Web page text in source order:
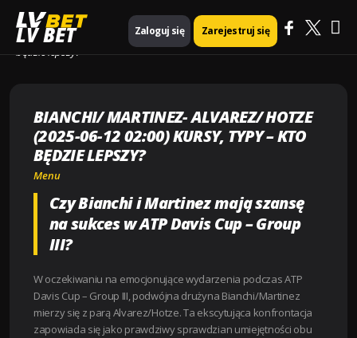
LV BET Zaloguj się Zarejestruj się
Strona główna
Bianchi/ Martinez- Alvarez/ Hotze (2025-06-12 02:00) Kursy, Typy – Kto
będzie lepszy?
BIANCHI/ MARTINEZ- ALVAREZ/ HOTZE
(2025-06-12 02:00) KURSY, TYPY – KTO
BĘDZIE LEPSZY?
Menu
Czy Bianchi i Martinez mają szansę
na sukces w ATP Davis Cup – Group
III?
W oczekiwaniu na emocjonujące wydarzenia podczas ATP
Davis Cup – Group III, podwójna drużyna Bianchi/Martinez
mierzy się z parą Alvarez/Hotze. Ta ekscytująca konfrontacja
zapowiada się jako prawdziwy sprawdzian umiejętności obu